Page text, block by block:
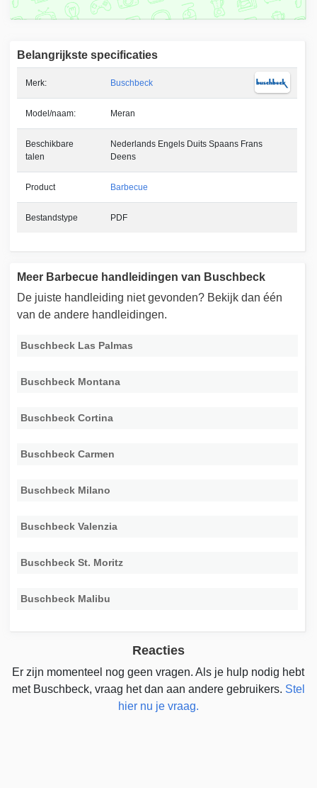
Belangrijkste specificaties
Merk: Buschbeck
Model/naam: Meran
Beschikbare
talen
Nederlands Engels Duits Spaans Frans
Deens
Product Barbecue
Bestandstype PDF
Meer Barbecue handleidingen van Buschbeck
De juiste handleiding niet gevonden? Bekijk dan één
van de andere handleidingen.
Buschbeck Las Palmas
Buschbeck Montana
Buschbeck Cortina
Buschbeck Carmen
Buschbeck Milano
Buschbeck Valenzia
Buschbeck St. Moritz
Buschbeck Malibu
Reacties
Er zijn momenteel nog geen vragen. Als je hulp nodig hebt
met Buschbeck, vraag het dan aan andere gebruikers. Stel
hier nu je vraag.